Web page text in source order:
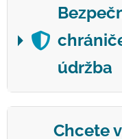
údržba
Chcete